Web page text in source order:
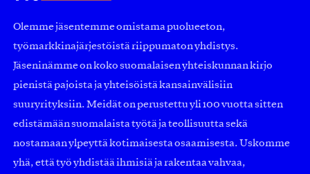
Olemme jäsentemme omistama puolueeton,
työmarkkinajärjestöistä riippumaton yhdistys.
Jäseninämme on koko suomalaisen yhteiskunnan kirjo
pienistä pajoista ja yhteisöistä kansainvälisiin
suuryrityksiin. Meidät on perustettu yli 100 vuotta sitten
edistämään suomalaista työtä ja teollisuutta sekä
nostamaan ylpeyttä kotimaisesta osaamisesta. Uskomme
yhä, että työ yhdistää ihmisiä ja rakentaa vahvaa,